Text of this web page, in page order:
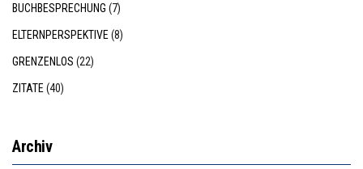
BUCHBESPRECHUNG (7)
ELTERNPERSPEKTIVE (8)
GRENZENLOS (22)
ZITATE (40)
Archiv